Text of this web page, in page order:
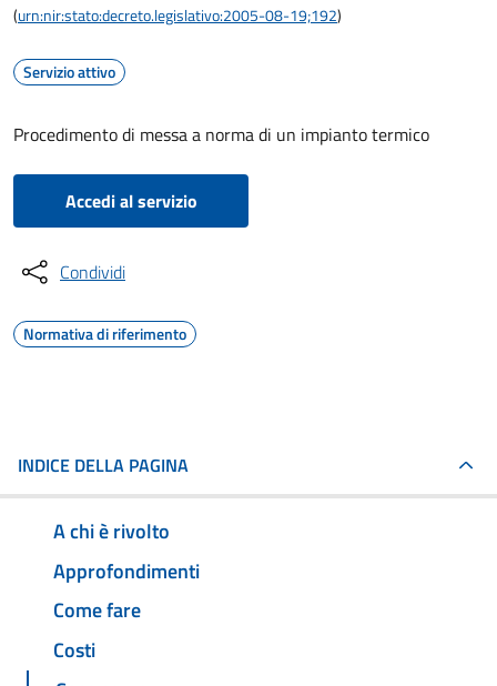
(urn:nir:stato:decreto.legislativo:2005-08-19;192)
Servizio attivo
Procedimento di messa a norma di un impianto termico
Accedi al servizio
Condividi
Normativa di riferimento
INDICE DELLA PAGINA
A chi è rivolto
Approfondimenti
Come fare
Costi